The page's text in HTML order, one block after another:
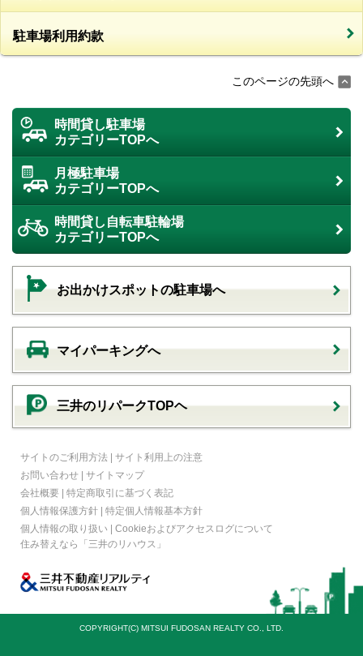
駐車場利用約款
このページの先頭へ
時間貸し駐車場
カテゴリーTOPへ
月極駐車場
カテゴリーTOPへ
時間貸し自転車駐輪場
カテゴリーTOPへ
お出かけスポットの駐車場へ
マイパーキングへ
三井のリパークTOPヘ
サイトのご利用方法 | サイト利用上の注意
お問い合わせ | サイトマップ
会社概要 | 特定商取引に基づく表記
個人情報保護方針 | 特定個人情報基本方針
個人情報の取り扱い | Cookieおよびアクセスログについて
住み替えなら
「三井のリハウス」
COPYRIGHT(C) MITSUI FUDOSAN REALTY CO., LTD.